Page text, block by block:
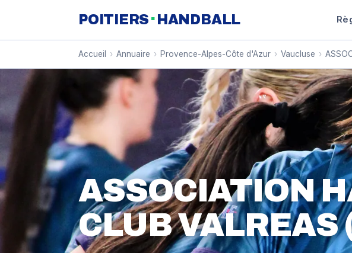
POITIERS · HANDBALL
Accueil › Annuaire › Provence-Alpes-Côte d'Azur › Vaucluse ›
ASSOCIATION
CLUB VALREAS